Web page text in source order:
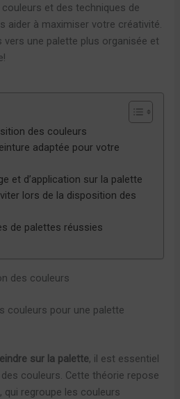
et des techniques de
aider à maximiser votre créativité.
vers une palette plus organisée et
des couleurs
adaptée pour votre
et d’application sur la palette
lors de la disposition des
de palettes réussies
des couleurs
couleurs pour une palette
sur la palette, il est essentiel
couleurs. Cette théorie repose
regroupe les couleurs